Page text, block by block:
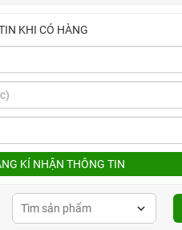
KHI CÓ HÀNG
KÍ NHẬN THÔNG TIN